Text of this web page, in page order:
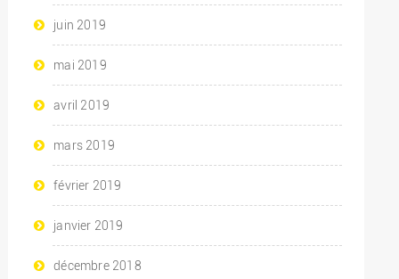
juin 2019
mai 2019
avril 2019
mars 2019
février 2019
janvier 2019
décembre 2018